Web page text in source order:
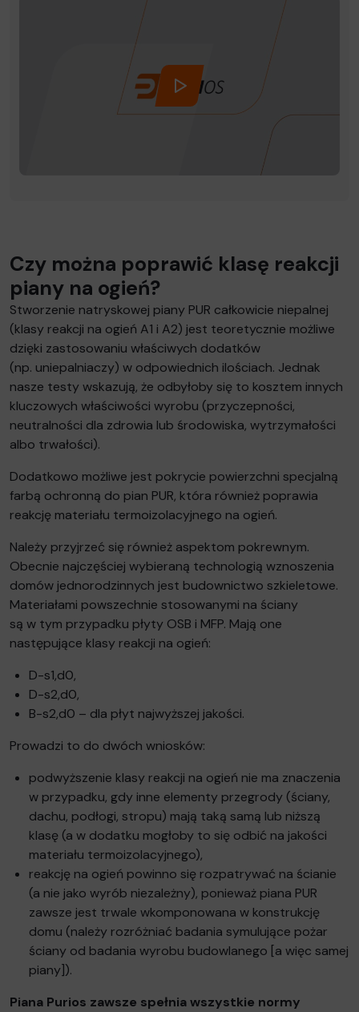
KLIKNIJ, ABY OTWORZYĆ
Czy można poprawić klasę reakcji
piany na ogień?
Stworzenie natryskowej piany PUR całkowicie niepalnej
(klasy reakcji na ogień A1 i A2) jest teoretycznie możliwe
dzięki zastosowaniu właściwych dodatków
(np. uniepalniaczy) w odpowiednich ilościach. Jednak
nasze testy wskazują, że odbyłoby się to kosztem innych
kluczowych właściwości wyrobu (przyczepności,
neutralności dla zdrowia lub środowiska, wytrzymałości
albo trwałości).
Dodatkowo możliwe jest pokrycie powierzchni specjalną
farbą ochronną do pian PUR, która również poprawia
reakcję materiału termoizolacyjnego na ogień.
Należy przyjrzeć się również aspektom pokrewnym.
Obecnie najczęściej wybieraną technologią wznoszenia
domów jednorodzinnych jest budownictwo szkieletowe.
Materiałami powszechnie stosowanymi na ściany
są w tym przypadku płyty OSB i MFP. Mają one
następujące klasy reakcji na ogień:
D-s1,d0,
D-s2,d0,
B-s2,d0 – dla płyt najwyższej jakości.
Prowadzi to do dwóch wniosków:
podwyższenie klasy reakcji na ogień nie ma znaczenia
w przypadku, gdy inne elementy przegrody (ściany,
dachu, podłogi, stropu) mają taką samą lub niższą
klasę (a w dodatku mogłoby to się odbić na jakości
materiału termoizolacyjnego),
reakcję na ogień powinno się rozpatrywać na ścianie
(a nie jako wyrób niezależny), ponieważ piana PUR
zawsze jest trwale wkomponowana w konstrukcję
domu (należy rozróżniać badania symulujące pożar
ściany od badania wyrobu budowlanego [a więc samej
piany]).
Piana Purios zawsze spełnia wszystkie normy